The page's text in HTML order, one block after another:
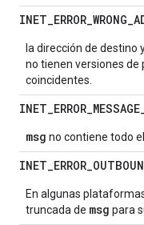
INET_ERROR_WRONG_
la dirección de destino
no tienen versiones de
coincidentes.
INET_ERROR_MESSAGE
msg no contiene todo
INET_ERROR_
En algunas
truncada de msg para